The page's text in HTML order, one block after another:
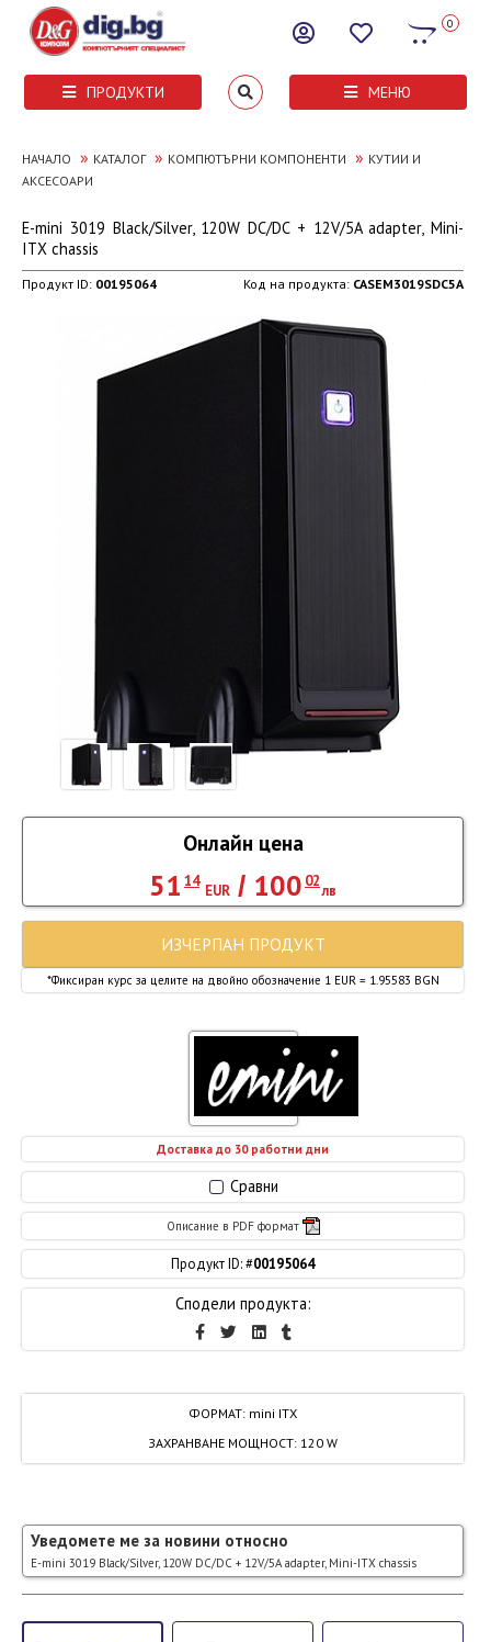
0
ПРОДУКТИ МЕНЮ
НАЧАЛО » КАТАЛОГ » КОМПЮТЪРНИ КОМПОНЕНТИ » КУТИИ И
АКСЕСОАРИ
E-mini 3019 Black/Silver, 120W DC/DC + 12V/5A adapter, Mini-
ITX chassis
Продукт ID: 00195064 Код на продукта: CASEM3019SDC5A
ФОРМАТ: mini ITX
ЗАХРАНВАНЕ МОЩНОСТ: 120 W
Сравни
Описание в PDF формат
Продукт ID: #00195064
Сподели продукта:
Доставка до 30 работни дни
Онлайн цена
51 14
EUR / 100 02
лв
*Фиксиран курс за целите на двойно обозначение 1 EUR = 1.95583 BGN
ИЗЧЕРПАН ПРОДУКТ
Уведомете ме за новини относно
E-mini 3019 Black/Silver, 120W DC/DC + 12V/5A adapter, Mini-ITX chassis